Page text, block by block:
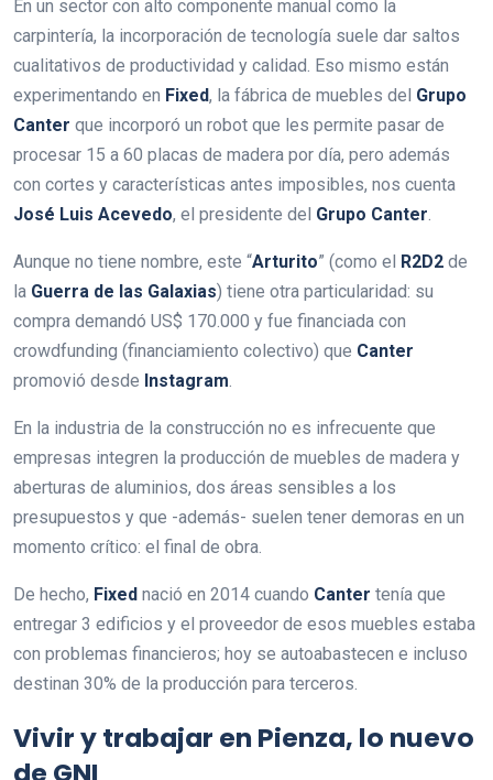
En un sector con alto componente manual como la
carpintería, la incorporación de tecnología suele dar saltos
cualitativos de productividad y calidad. Eso mismo están
experimentando en Fixed, la fábrica de muebles del Grupo
Canter que incorporó un robot que les permite pasar de
procesar 15 a 60 placas de madera por día, pero además
con cortes y características antes imposibles, nos cuenta
José Luis Acevedo, el presidente del Grupo Canter
Aunque no tiene nombre, este “Arturito” (como el R2D2 de
la Guerra de las Galaxias) tiene otra particularidad: su
compra demandó US$ 170.000 y fue financiada con
crowdfunding (financiamiento colectivo) que Canter
promovió desde Instagram
En la industria de la construcción no es infrecuente que
empresas integren la producción de muebles de madera y
aberturas de aluminios, dos áreas sensibles a los
presupuestos y que -además- suelen tener demoras en un
momento crítico: el final de obra.
De hecho, Fixed nació en 2014 cuando Canter tenía que
entregar 3 edificios y el proveedor de esos muebles estaba
con problemas financieros; hoy se autoabastecen e incluso
destinan 30% de la producción para terceros.
Vivir y trabajar en Pienza, lo nuevo
de GNI